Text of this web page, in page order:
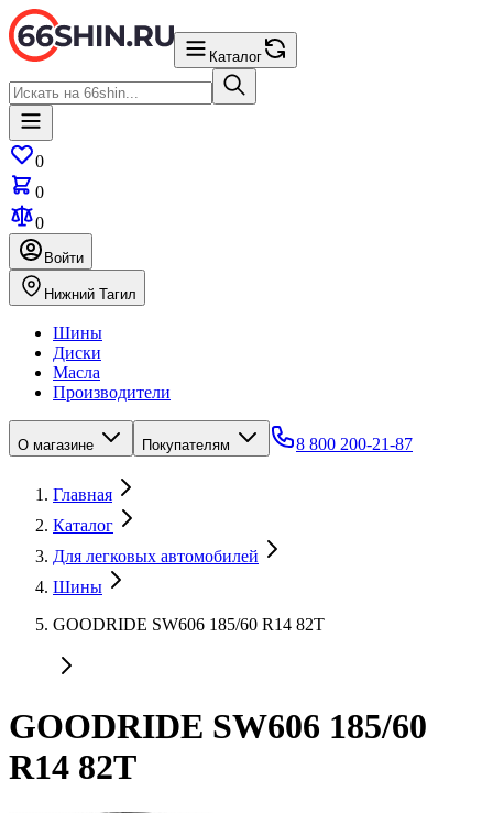
Каталог
0
0
0
Войти
Нижний Тагил
Шины
Диски
Масла
Производители
О магазине Покупателям 8 800 200-21-87
Главная
Каталог
Для легковых автомобилей
Шины
GOODRIDE SW606 185/60 R14 82T
GOODRIDE SW606 185/60
R14 82T